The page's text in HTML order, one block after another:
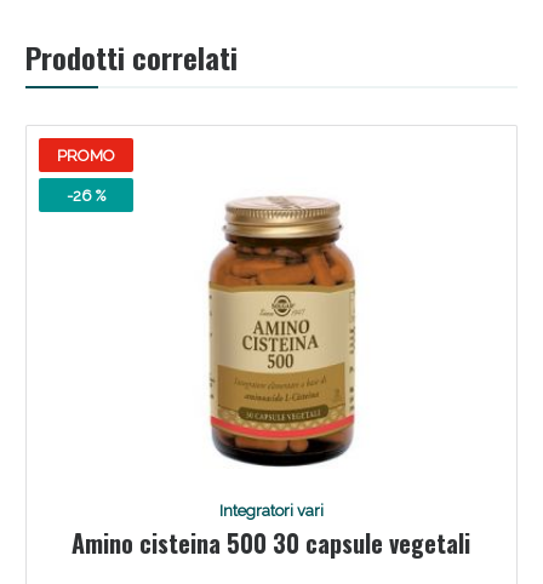
Prodotti correlati
PROMO
-26 %
Integratori vari
Amino cisteina 500 30 capsule vegetali
Benessere Intestinale: Sconto fino al 55% valido
oggi!